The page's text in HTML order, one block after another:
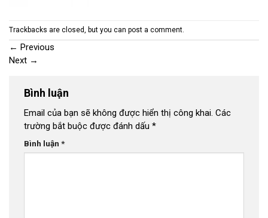
Trackbacks are closed, but you can post a comment.
← Previous
Next →
Bình luận
Email của bạn sẽ không được hiển thị công khai. Các
trường bắt buộc được đánh dấu *
Bình luận *